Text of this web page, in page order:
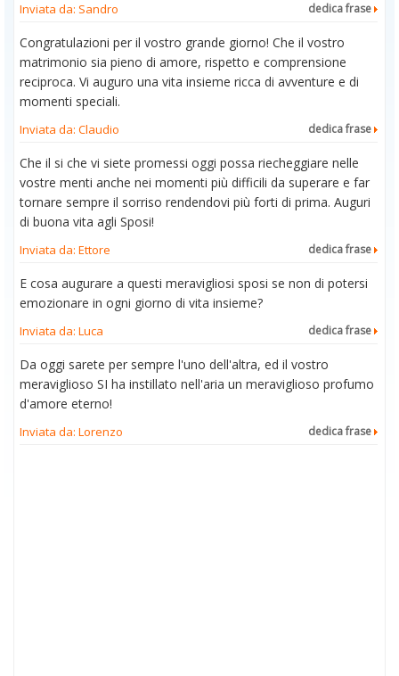
Inviata da: Sandro dedica frase
Congratulazioni per il vostro grande giorno! Che il vostro
matrimonio sia pieno di amore, rispetto e comprensione
reciproca. Vi auguro una vita insieme ricca di avventure e di
momenti speciali.
Inviata da: Claudio dedica frase
Che il si che vi siete promessi oggi possa riecheggiare nelle
vostre menti anche nei momenti più difficili da superare e far
tornare sempre il sorriso rendendovi più forti di prima. Auguri
di buona vita agli Sposi!
Inviata da: Ettore dedica frase
E cosa augurare a questi meravigliosi sposi se non di potersi
emozionare in ogni giorno di vita insieme?
Inviata da: Luca dedica frase
Da oggi sarete per sempre l'uno dell'altra, ed il vostro
meraviglioso SI ha instillato nell'aria un meraviglioso profumo
d'amore eterno!
Inviata da: Lorenzo dedica frase